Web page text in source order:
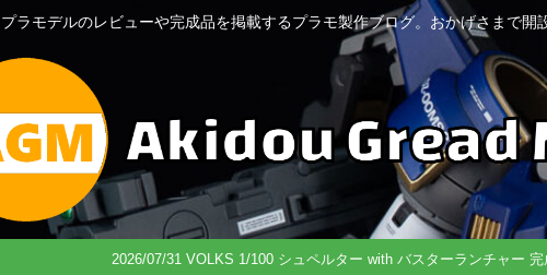
プラモデルのレビューや完成品を掲載するプラモ製作ブログ。おかげさまで開
2026/07/31 VOLKS 1/100 シュペルター with バスターランチャー